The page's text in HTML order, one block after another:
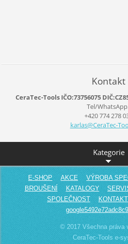
Kontakt
CeraTec-Tools IČO:73756075
Tel/
+420 774 278
karlas@CeraTec-T
Kategorie
E-SHOP AKCE VÝROBA
BROUŠENÍ
KATALOGY
SPOLEČNOST
KONTAKT
© 2017 Všechna práva
CeraTec-Tools e-